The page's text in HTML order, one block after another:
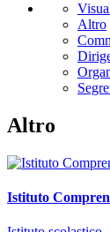
Altro
Altro
Istituto